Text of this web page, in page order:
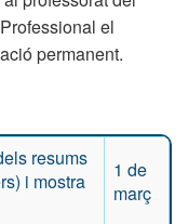
el
permanent.
resums
i mostra
1 de
març